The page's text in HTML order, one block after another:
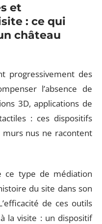
et
: ce qui
château
progressivement des
l’absence de
3D, applications de
: ces dispositifs
nus ne racontent
ce type de médiation
du site dans son
de ces outils
la visite : un dispositif